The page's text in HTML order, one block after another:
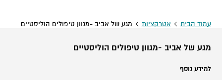
עמוד הבית אטרקציות מגע של אביב -מגוון טיפולים הוליסטיים
מגע של אביב -מגוון טיפולים הוליסטיים
למידע נוסף